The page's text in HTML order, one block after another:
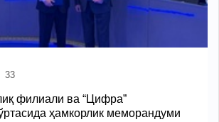
33
филиали ва “Цифра”
ҳамкорлик меморандуми